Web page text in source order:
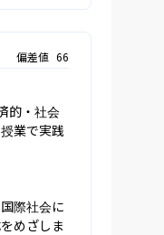
偏差値 66
的・社会
業で実践
際社会に
めざしま